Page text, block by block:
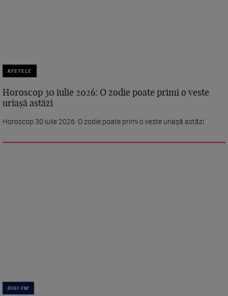
KFETELE
Horoscop 30 iulie 2026: O zodie poate primi o veste
uriașă astăzi
Horoscop 30 iulie 2026: O zodie poate primi o veste uriașă astăzi
DIGI FM